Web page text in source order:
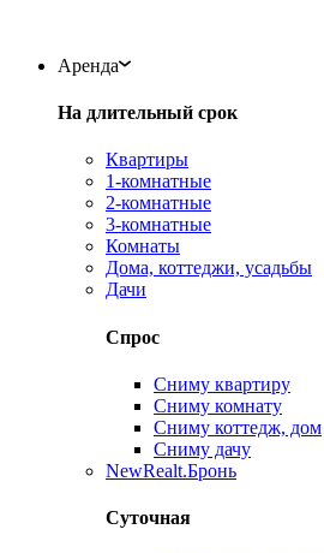
Аренда
На длительный срок
Квартиры
1-комнатные
2-комнатные
3-комнатные
Комнаты
Дома, коттеджи, усадьбы
Дачи
Спрос
Сниму квартиру
Сниму комнату
Сниму коттедж, дом
Сниму дачу
NewRealt.Бронь
Суточная